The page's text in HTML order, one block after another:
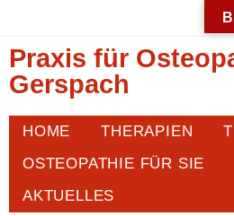
Praxis für
Gerspach
HOME THERAPIEN
OSTEOPATHIE FÜR SIE
AKTUELLES